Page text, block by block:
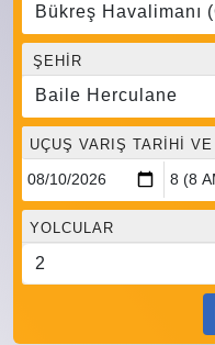
Bükreş Havalimanı
ŞEHIR
Baile Herculane
UÇUŞ VARIŞ TARIHI
YOLCULAR